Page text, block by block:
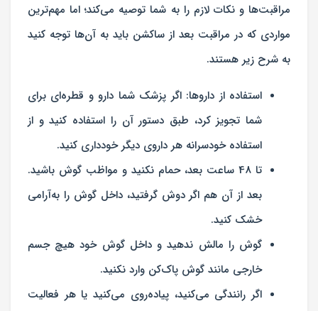
مراقبت‌ها و نکات لازم را به شما توصیه می‌کند؛ اما مهم‌ترین
مواردی که در مراقبت بعد از ساکشن باید به آن‌ها توجه کنید
به شرح زیر هستند.
استفاده از داروها: اگر پزشک شما دارو و قطره‌ای برای
شما تجویز کرد، طبق دستور آن را استفاده کنید و از
استفاده خودسرانه هر داروی دیگر خودداری کنید.
تا 48 ساعت بعد، حمام نکنید و مواظب گوش باشید.
بعد از آن هم اگر دوش گرفتید، داخل گوش را به‌آرامی
خشک کنید.
گوش را مالش ندهید و داخل گوش خود هیچ جسم
خارجی مانند گوش ‌پاک‌کن وارد نکنید.
اگر رانندگی می‌کنید، پیاده‌روی می‌کنید یا هر فعالیت